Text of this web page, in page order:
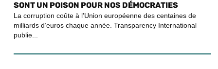
SONT UN POISON POUR NOS DÉMOCRATIES
La corruption coûte à l’Union européenne des centaines de
milliards d’euros chaque année. Transparency International
publie...